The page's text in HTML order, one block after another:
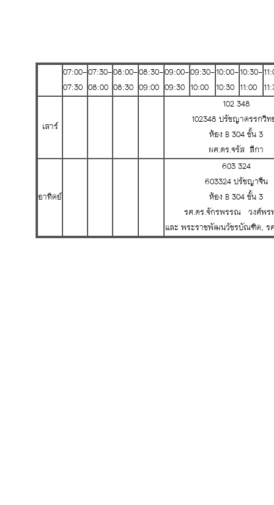
07:00-
07:30
07:30-
08:00
08:00-
08:30
08:30-
09:00
09:00-
09:30
09:30-
10:00
10:00-
10:30
10:30-
11:00
เสาร์
102 348
102348 ปรัชญาตรรกวิ
ห้อง B 304 ชั้น 3
ผศ.ดร.จรัส ลีกา
อาทิตย์
603 324
603324 ปรัชญาจีน
ห้อง B 304 ชั้น 3
รศ.ดร.จักรพรรณ วงศ์พ
และ พระราชพัฒนวัชรบัณฑิต